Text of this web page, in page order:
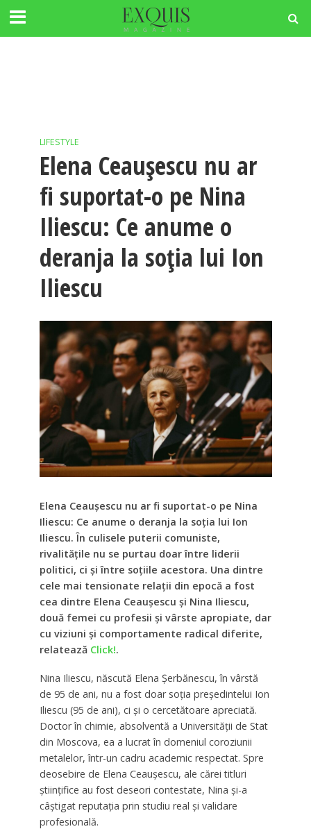
LIFESTYLE
Elena Ceaușescu nu ar
fi suportat-o pe Nina
Iliescu: Ce anume o
deranja la soția lui Ion
Iliescu
Elena Ceaușescu nu ar fi suportat-o pe Nina
Iliescu: Ce anume o deranja la soția lui Ion
Iliescu. În culisele puterii comuniste,
rivalitățile nu se purtau doar între liderii
politici, ci și între soțiile acestora. Una dintre
cele mai tensionate relații din epocă a fost
cea dintre Elena Ceaușescu și Nina Iliescu,
două femei cu profesii și vârste apropiate, dar
cu viziuni și comportamente radical diferite,
relatează Click!.
Nina Iliescu, născută Elena Șerbănescu, în vârstă
de 95 de ani, nu a fost doar soția președintelui Ion
Iliescu (95 de ani), ci și o cercetătoare apreciată.
Doctor în chimie, absolventă a Universității de Stat
din Moscova, ea a lucrat în domeniul coroziunii
metalelor, într-un cadru academic respectat. Spre
deosebire de Elena Ceaușescu, ale cărei titluri
științifice au fost deseori contestate, Nina și-a
câștigat reputația prin studiu real și validare
profesională.